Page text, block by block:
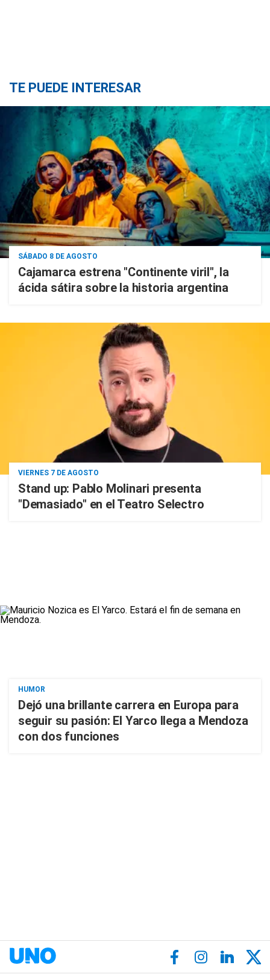
TE PUEDE INTERESAR
SÁBADO 8 DE AGOSTO
Cajamarca estrena "Continente viril", la
ácida sátira sobre la historia argentina
VIERNES 7 DE AGOSTO
Stand up: Pablo Molinari presenta
"Demasiado" en el Teatro Selectro
HUMOR
Dejó una brillante carrera en Europa para
seguir su pasión: El Yarco llega a Mendoza
con dos funciones